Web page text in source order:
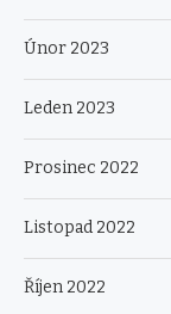
Únor 2023
Leden 2023
Prosinec 2022
Listopad 2022
Říjen 2022